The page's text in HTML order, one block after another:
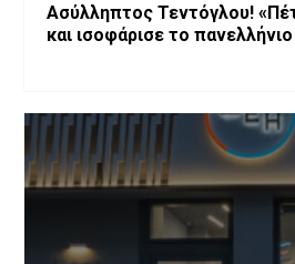
Ασύλληπτος Τεντόγλου!
και ισοφάρισε το